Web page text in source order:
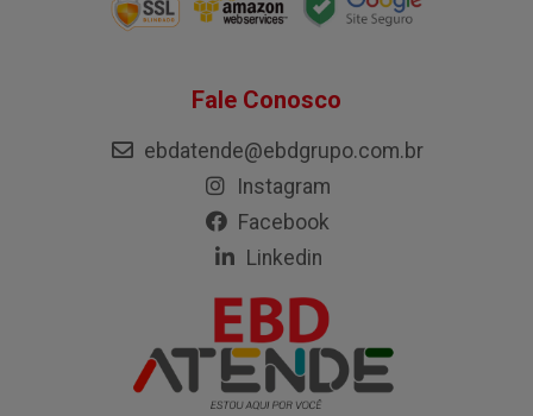
Fale Conosco
ebdatende@ebdgrupo.com.br
Instagram
Facebook
Linkedin